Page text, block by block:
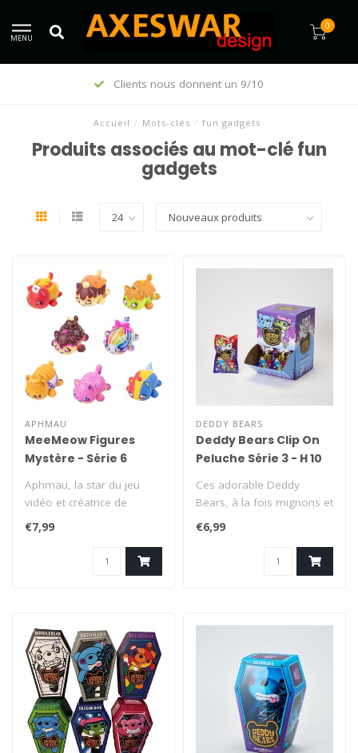
MENU
0
Clients nous donnent un 9/10
Accueil / Mots-clés / fun gadgets
Produits associés au mot-clé fun
gadgets
APHMAU
MeeMeow Figures
Mystère - Série 6
Carnival Treats
Aphmau, la star du jeu
vidéo et créatrice de
contenu à succès sur
YouTube, e..
€7,99
DEDDY BEARS
Deddy Bears Clip On
Peluche Série 3 - H 10
Ces adorable Deddy
Bears, à la fois mignons et
mystérieusement
effrayants, che..
€6,99